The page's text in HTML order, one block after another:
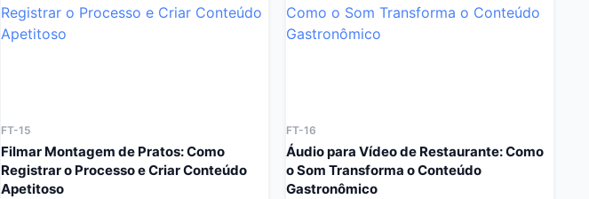
FT-15
Filmar Montagem de Pratos: Como
Registrar o Processo e Criar Conteúdo
Apetitoso
FT-16
Áudio para Vídeo de Restaurante: Como
o Som Transforma o Conteúdo
Gastronômico